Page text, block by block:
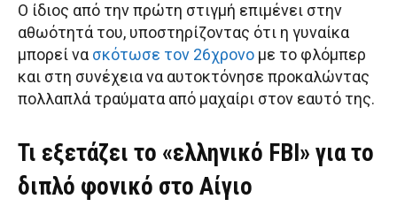
Ο ίδιος από την πρώτη στιγμή επιμένει στην
αθωότητά του, υποστηρίζοντας ότι η γυναίκα
μπορεί νασκότωσε τον 26χρονο με το φλόμπερ
και στη συνέχεια να αυτοκτόνησε προκαλώντας
πολλαπλά τραύματα από μαχαίρι στον εαυτό της.
Τι εξετάζει το «ελληνικό FBI» για το
διπλό φονικό στο Αίγιο